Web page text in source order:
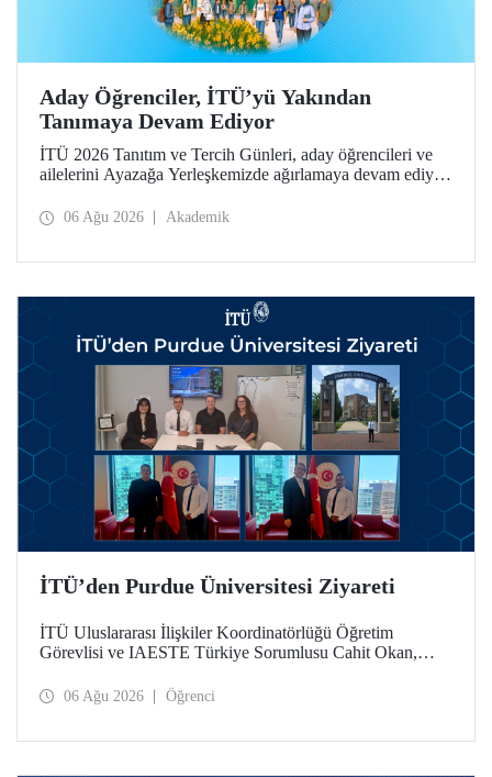
Aday Öğrenciler, İTÜ’yü Yakından
Tanımaya Devam Ediyor
İTÜ 2026 Tanıtım ve Tercih Günleri, aday öğrencileri ve
ailelerini Ayazağa Yerleşkemizde ağırlamaya devam ediyor.
ilgili fakülte ve birimler adaylara bilgi vermeye devam
06 Ağu 2026 Akademik
İTÜ’den Purdue Üniversitesi Ziyareti
İTÜ Uluslararası İlişkiler Koordinatörlüğü Öğretim
Görevlisi ve IAESTE Türkiye Sorumlusu Cahit Okan,
Temmuz tarihlerinde ABD’de dünyanın önde gelen
06 Ağu 2026 Öğrenci